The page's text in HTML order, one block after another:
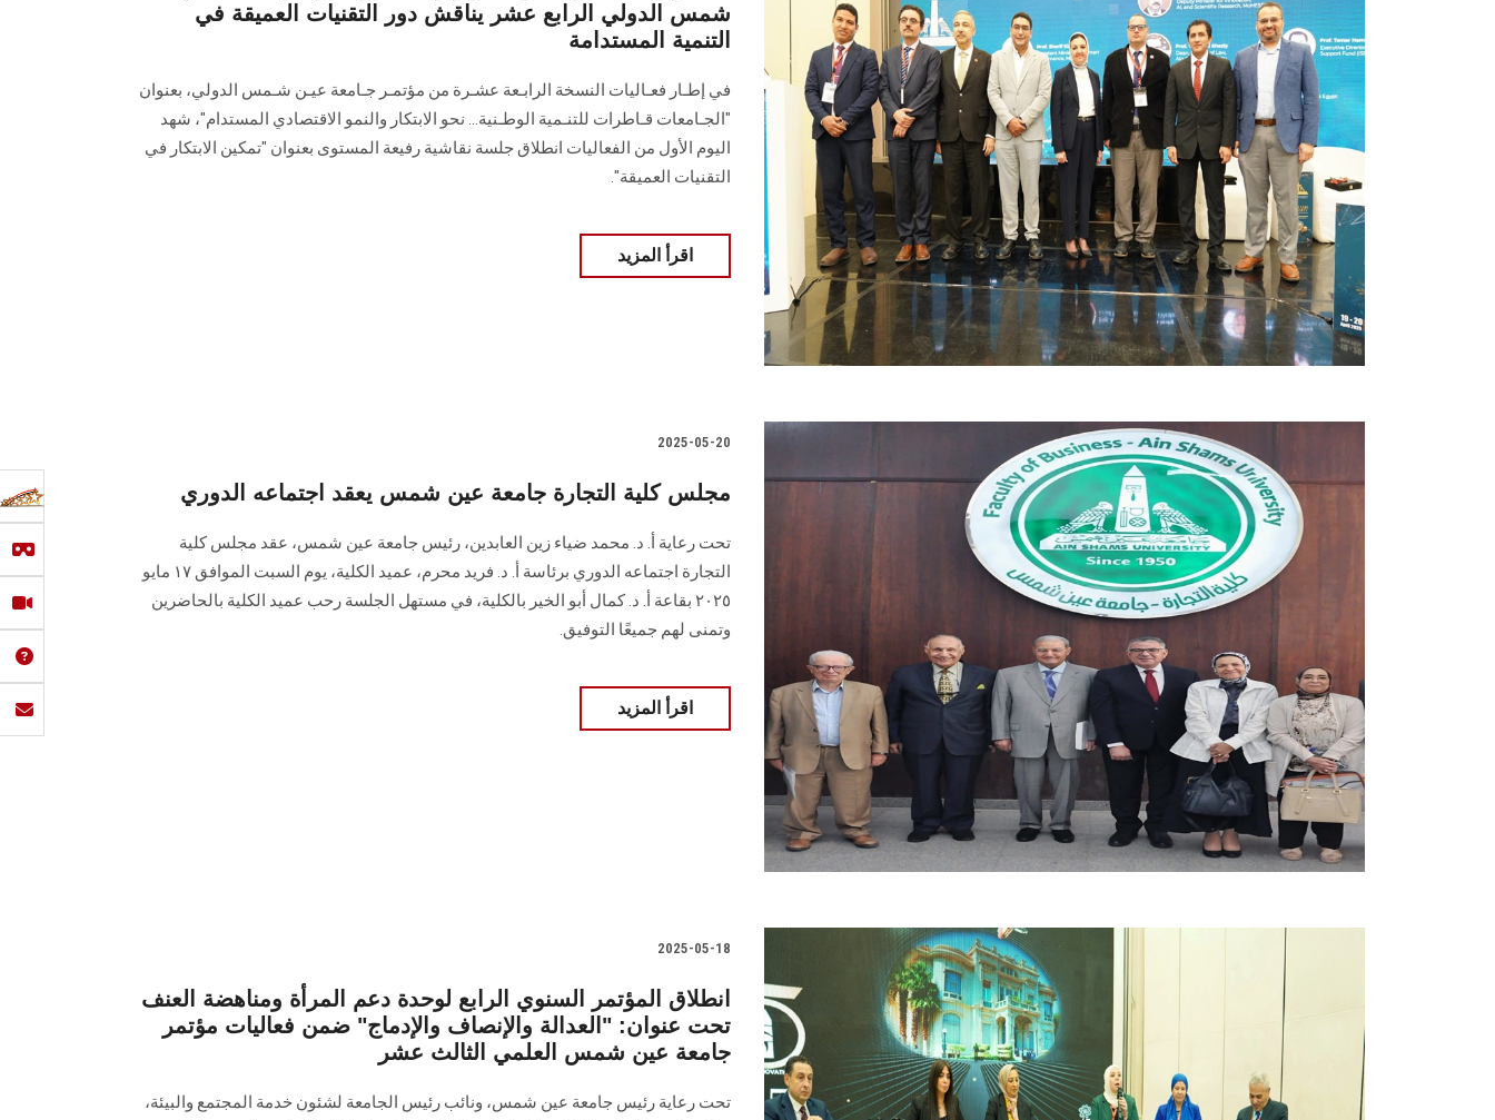
شمس الدولي الرابع عشر يناقش دور التقنيات العميقة في
التنمية المستدامة
في إطـار فعـاليات النسخة الرابـعة عشـرة من مؤتمـر جـامعة عيـن شـمس الدولي، بعنوان
"الجـامعات قـاطرات للتنـمية الوطـنية... نحو الابتكار والنمو الاقتصادي المستدام"، شهد
اليوم الأول من الفعاليات انطلاق جلسة نقاشية رفيعة المستوى بعنوان "تمكين الابتكار في
التقنيات العميقة".
اقرأ المزيد
2025-05-20
مجلس كلية التجارة جامعة عين شمس يعقد اجتماعه الدوري
تحت رعاية أ. د. محمد ضياء زين العابدين، رئيس جامعة عين شمس، عقد مجلس كلية
التجارة اجتماعه الدوري برئاسة أ. د. فريد محرم، عميد الكلية، يوم السبت الموافق ١٧ مايو
٢٠٢٥ بقاعة أ. د. كمال أبو الخير بالكلية، في مستهل الجلسة رحب عميد الكلية بالحاضرين
وتمنى لهم جميعًا التوفيق.
اقرأ المزيد
2025-05-18
انطلاق المؤتمر السنوي الرابع لوحدة دعم المرأة ومناهضة العنف
تحت عنوان: "العدالة والإنصاف والإدماج" ضمن فعاليات مؤتمر
جامعة عين شمس العلمي الثالث عشر
تحت رعاية رئيس جامعة عين شمس، ونائب رئيس الجامعة لشئون خدمة المجتمع والبيئة،